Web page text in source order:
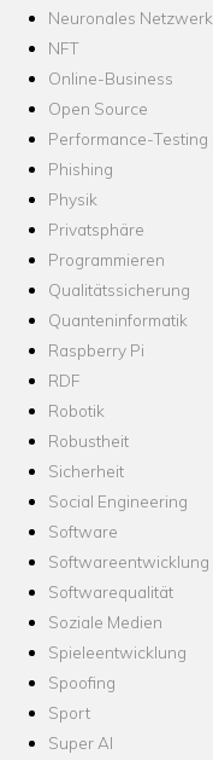
Neuronales Netzwerk
NFT
Online-Business
Open Source
Performance-Testing
Phishing
Physik
Privatsphäre
Programmieren
Qualitätssicherung
Quanteninformatik
Raspberry Pi
RDF
Robotik
Robustheit
Sicherheit
Social Engineering
Software
Softwareentwicklung
Softwarequalität
Soziale Medien
Spieleentwicklung
Spoofing
Sport
Super AI